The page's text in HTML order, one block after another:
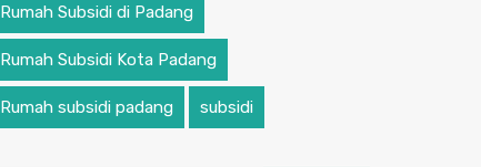
Rumah Subsidi di Padang
Rumah Subsidi Kota Padang
Rumah subsidi padang subsidi